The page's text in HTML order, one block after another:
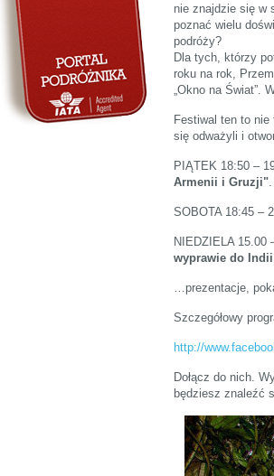
nie znajdzie się w
poznać wielu
podróży?
Dla tych, którzy
roku na rok,
„Okno na Świat”.
Festiwal ten to
się odważyli i
PIĄTEK 18:50 –
Armenii i Gruzji"
SOBOTA 18:45 –
NIEDZIELA 15.00
wyprawie do
…prezentacje,
Szczegółowy
http://
Dołącz do nich.
będziesz znaleźć